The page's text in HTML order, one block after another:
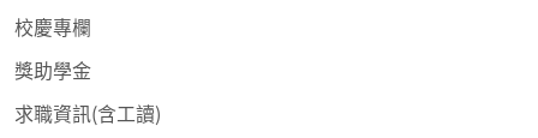
校慶專欄
獎助學金
求職資訊(含工讀)